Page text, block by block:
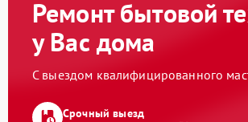
Ремонт бытовой
у Вас дома
С выездом квалифицированного
Срочный выезд